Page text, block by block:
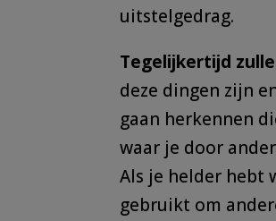
uitstelgedrag.
Tegelijkertijd
deze dingen zijn
gaan herkennen
waar je door
Als je helder hebt
gebruikt om